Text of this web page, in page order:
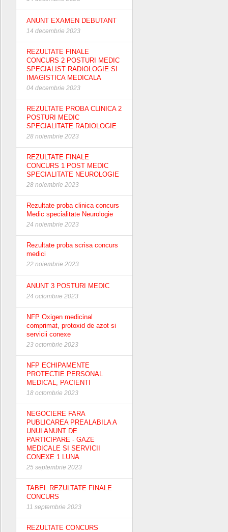
ANUNT EXAMEN DEBUTANT
14 decembrie 2023
REZULTATE FINALE
CONCURS 2 POSTURI MEDIC
SPECIALIST RADIOLOGIE SI
IMAGISTICA MEDICALA
04 decembrie 2023
REZULTATE PROBA CLINICA 2
POSTURI MEDIC
SPECIALITATE RADIOLOGIE
28 noiembrie 2023
REZULTATE FINALE
CONCURS 1 POST MEDIC
SPECIALITATE NEUROLOGIE
28 noiembrie 2023
Rezultate proba clinica concurs
Medic specialitate Neurologie
24 noiembrie 2023
Rezultate proba scrisa concurs
medici
22 noiembrie 2023
ANUNT 3 POSTURI MEDIC
24 octombrie 2023
NFP Oxigen medicinal
comprimat, protoxid de azot si
servicii conexe
23 octombrie 2023
NFP ECHIPAMENTE
PROTECTIE PERSONAL
MEDICAL, PACIENTI
18 octombrie 2023
NEGOCIERE FARA
PUBLICAREA PREALABILA A
UNUI ANUNT DE
PARTICIPARE - GAZE
MEDICALE SI SERVICII
CONEXE 1 LUNA
25 septembrie 2023
TABEL REZULTATE FINALE
CONCURS
11 septembrie 2023
REZULTATE CONCURS